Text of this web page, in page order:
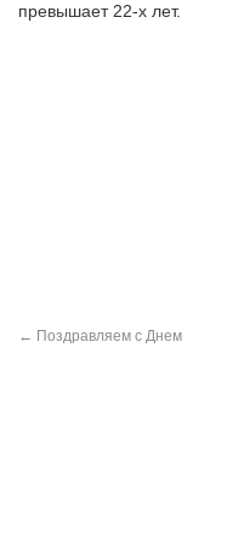
превышает 22-х лет.
← Поздравляем с Днем